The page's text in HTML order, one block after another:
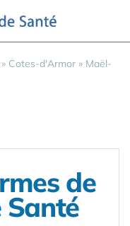
» Cotes-d'Armor » Maël-
de
Santé